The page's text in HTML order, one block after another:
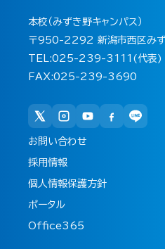
本校（みずき野キャンパス）
〒950-2292 新潟市西区み
TEL:025-239-3111(代表)
FAX:025-239-3690
お問い合わせ
採用情報
個人情報保護方針
ポータル
Office365